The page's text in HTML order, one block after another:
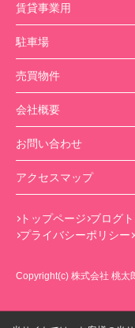
賃貸事業用
駐車場
売買物件
会社概要
お問い合わせ
アクセスマップ
トップページ ブログ
プライバシーポリシー
Copyright(c) 株式会社 桃